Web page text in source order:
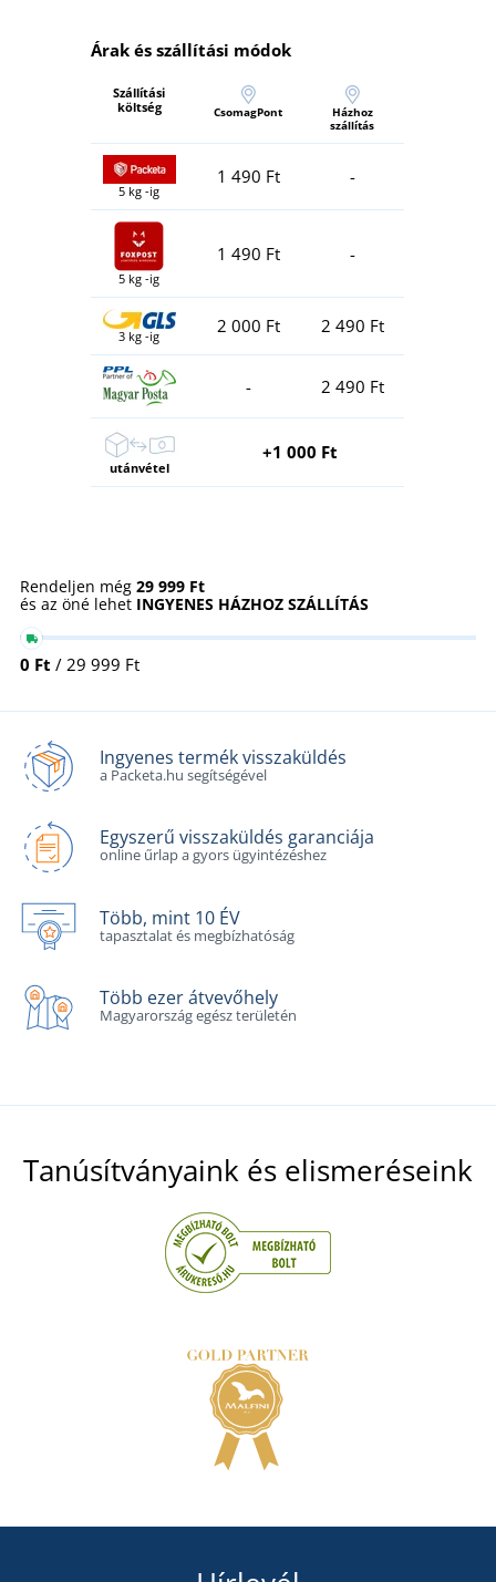
Árak és szállítási módok
Szállítási
költség
CsomagPont
Házhoz
szállítás
5 kg -ig
1 490 Ft -
5 kg -ig
1 490 Ft -
3 kg -ig 2 000 Ft 2 490 Ft
- 2 490 Ft
utánvétel
+1 000 Ft
Rendeljen még 29 999 Ft
és az öné lehet INGYENES HÁZHOZ SZÁLLÍTÁS
0 Ft / 29 999 Ft
Ingyenes termék visszaküldés
a Packeta.hu segítségével
Egyszerű visszaküldés garanciája
online űrlap a gyors ügyintézéshez
Több, mint 10 ÉV
tapasztalat és megbízhatóság
Több ezer átvevőhely
Magyarország egész területén
Tanúsítványaink és elismeréseink